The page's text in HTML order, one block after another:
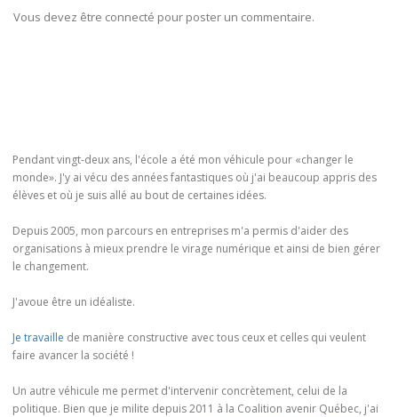
Vous devez être connecté pour poster un commentaire.
Pendant vingt-deux ans, l'école a été mon véhicule pour «changer le
monde». J'y ai vécu des années fantastiques où j'ai beaucoup appris des
élèves et où je suis allé au bout de certaines idées.
Depuis 2005, mon parcours en entreprises m'a permis d'aider des
organisations à mieux prendre le virage numérique et ainsi de bien gérer
le changement.
J'avoue être un idéaliste.
Je travaille de manière constructive avec tous ceux et celles qui veulent
faire avancer la société !
Un autre véhicule me permet d'intervenir concrètement, celui de la
politique. Bien que je milite depuis 2011 à la Coalition avenir Québec, j'ai